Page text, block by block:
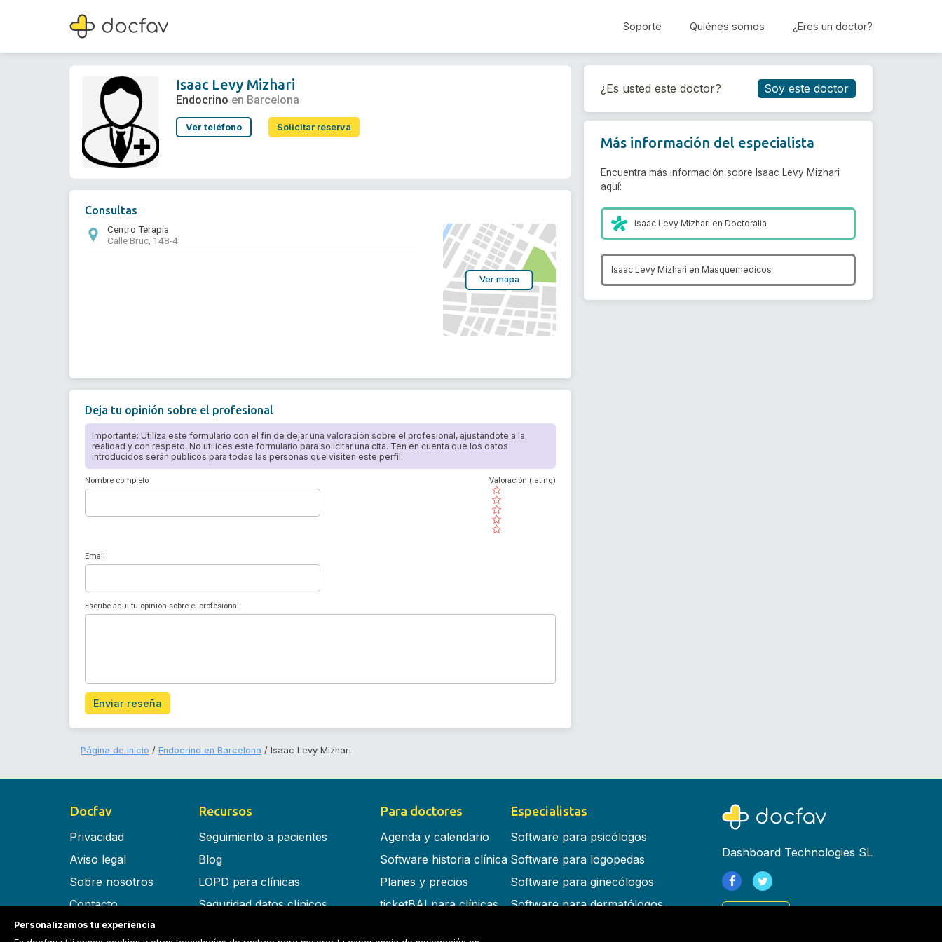
Soporte Quiénes somos ¿Eres un doctor?
Isaac Levy Mizhari
Endocrino
Reservar cita
Isaac Levy Mizhari
Endocrino en Barcelona
Ver teléfono Solicitar reserva
Consultas
Centro Terapia
Calle Bruc, 148-4.
Ver mapa
Deja tu opinión sobre el profesional
Importante: Utiliza este formulario con el fin de dejar una valoración sobre el profesional, ajustándote a la
realidad y con respeto. No utilices este formulario para solicitar una cita. Ten en cuenta que los datos
introducidos serán públicos para todas las personas que visiten este perfil.
Nombre completo
( )
( )
( )
( )
( )
Valoración (rating)
Email
Escribe aquí tu opinión sobre el profesional:
Enviar reseña
¿Es usted este doctor? Soy este doctor
Más información del especialista
Encuentra más información sobre Isaac Levy Mizhari
aquí:
Isaac Levy Mizhari enDoctoralia
Isaac Levy Mizhari en Masquemedicos
Página de inicio Endocrino en Barcelona Isaac Levy Mizhari
Docfav
Privacidad
Aviso legal
Sobre nosotros
Contacto
Términos y condiciones
Recursos
Seguimiento a pacientes
Blog
LOPD para clínicas
Seguridad datos clínicos
Para doctores
Agenda y calendario
Software historia clínica
Planes y precios
ticketBAI para clínicas
Especialistas
Software para psicólogos
Software para logopedas
Software para ginecólogos
Software para dermatólogos
Dashboard Technologies SL
Personalizamos tu experiencia